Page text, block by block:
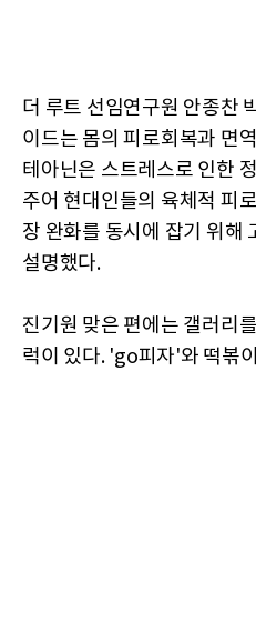
더 루트 선임연구원 안종찬
이드는 몸의 피로회복과 면
테아닌은 스트레스로 인한
주어 현대인들의 육체적 피
장 완화를 동시에 잡기 위해
설명했다.
진기원 맞은 편에는 갤러리
럭이 있다. 'go피자'와 떡볶